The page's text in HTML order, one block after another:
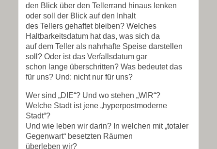
den Blick über den Tellerrand hinaus lenken
oder soll der Blick auf den Inhalt
des Tellers gehaftet bleiben? Welches
Haltbarkeitsdatum hat das, was sich da
auf dem Teller als nahrhafte Speise darstellen
soll? Oder ist das Verfallsdatum gar
schon lange überschritten? Was bedeutet das
für uns? Und: nicht nur für uns?
Wer sind „DIE“? Und wo stehen „WIR“?
Welche Stadt ist jene „hyperpostmoderne
Stadt“?
Und wie leben wir darin? In welchen mit „totaler
Gegenwart“ besetzten Räumen
überleben wir?